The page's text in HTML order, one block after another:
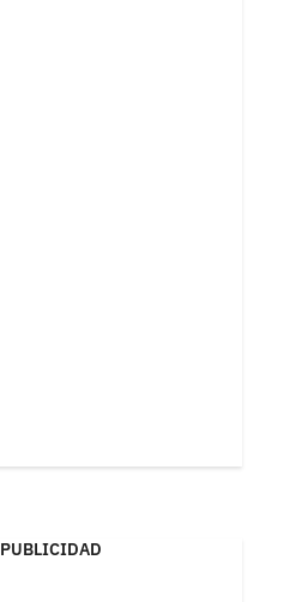
PUBLICIDAD